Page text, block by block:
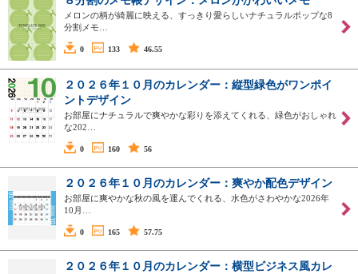
メロンの柄が綺麗に映える、すっきり愛らしいナチュラルポップな8
分割メモ…
0 133 46.55
２０２６年１０月のカレンダー：縦型緑色がワンポイ
ントデザイン
お部屋にナチュラルで爽やかな彩りを添えてくれる、緑色がおしゃれ
な202…
0 160 56
２０２６年１０月のカレンダー：爽やか配色デザイン
お部屋に爽やかな秋の風を運んでくれる、水色がさわやかな2026年
10月…
0 165 57.75
２０２６年１０月のカレンダー：横型ビジネス風カレ